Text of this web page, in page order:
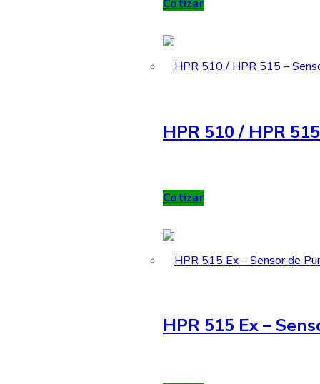
Cotizar
HPR 510 / HPR
Cotizar
HPR 515 Ex –